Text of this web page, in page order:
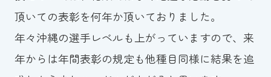
頂いての表彰を何年か頂いておりました。
年々沖縄の選手レベルも上がっていますので、来
年からは年間表彰の規定も他種目同様に結果を追